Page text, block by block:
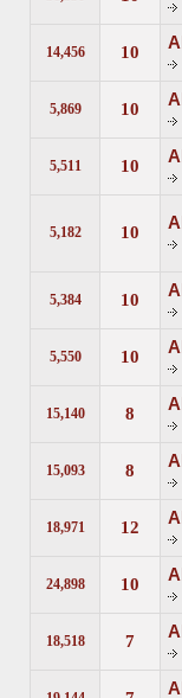
10
14,456
10
5,869
10
5,511
10
5,182
10
5,384
10
5,550
8
15,140
8
15,093
12
18,971
10
24,898
7
18,518